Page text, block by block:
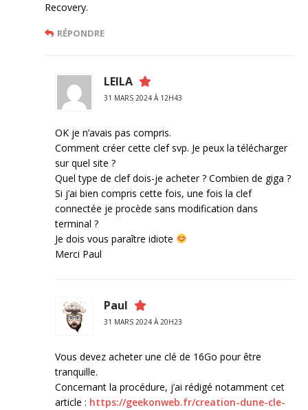
Recovery.
RÉPONDRE
LEILA
31 MARS 2024 À 12H43
OK je n’avais pas compris.
Comment créer cette clef svp. Je peux la télécharger
sur quel site ?
Quel type de clef dois-je acheter ? Combien de giga ?
Si j’ai bien compris cette fois, une fois la clef
connectée je procède sans modification dans
terminal ?
Je dois vous paraître idiote
Merci Paul
Paul
31 MARS 2024 À 20H23
Vous devez acheter une clé de 16Go pour être
tranquille.
Concernant la procédure, j’ai rédigé notamment cet
article : https://geekonweb.fr/creation-dune-cle-